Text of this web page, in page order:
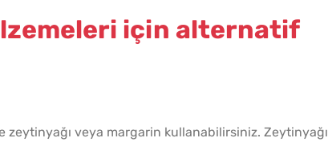
için alternatif
zeytinyağı veya margarin kullanabilirsiniz. Zeytinyağı